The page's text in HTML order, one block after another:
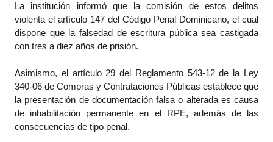
La institución informó que la comisión de estos delitos
violenta el artículo 147 del Código Penal Dominicano, el cual
dispone que la falsedad de escritura pública sea castigada
con tres a diez años de prisión.
Asimismo, el artículo 29 del Reglamento 543-12 de la Ley
340-06 de Compras y Contrataciones Públicas establece que
la presentación de documentación falsa o alterada es causa
de inhabilitación permanente en el RPE, además de las
consecuencias de tipo penal.